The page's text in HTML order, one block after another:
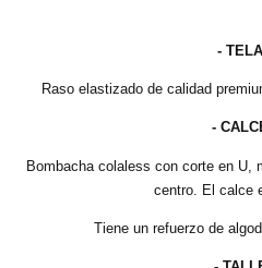
-
Raso elastizado de calidad
-
Bombacha colaless con corte en U,
centro. El calce
Tiene un refuerzo de